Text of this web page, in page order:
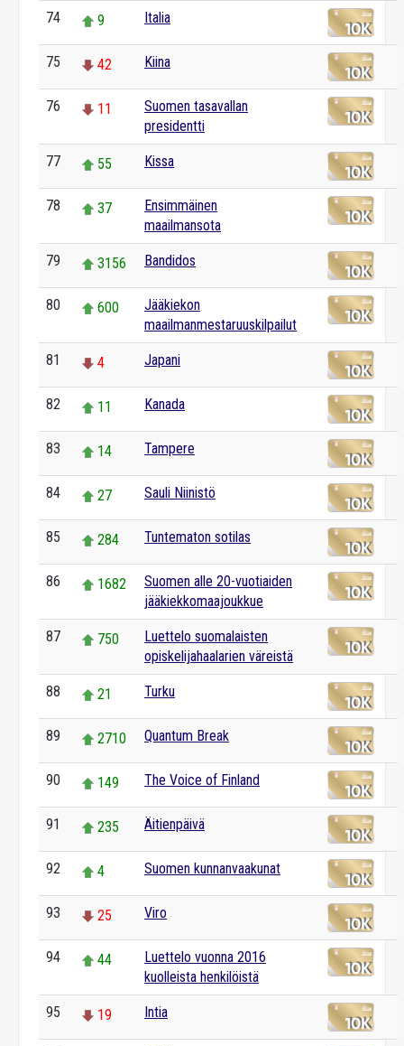
74 9 Italia
75 42 Kiina
76 11
Suomen tasavallan
presidentti
77 55 Kissa
78 37
Ensimmäinen
maailmansota
79 3156 Bandidos
80 600
Jääkiekon
maailmanmestaruuskilpailut
81 4 Japani
82 11 Kanada
83 14 Tampere
84 27 Sauli Niinistö
85 284 Tuntematon sotilas
86 1682
Suomen alle 20-vuotiaiden
jääkiekkomaajoukkue
87 750
Luettelo suomalaisten
opiskelijahaalarien väreistä
88 21 Turku
89 2710 Quantum Break
90 149 The Voice of Finland
91 235 Äitienpäivä
92 4 Suomen kunnanvaakunat
93 25 Viro
94 44
Luettelo vuonna 2016
kuolleista henkilöistä
95 19 Intia